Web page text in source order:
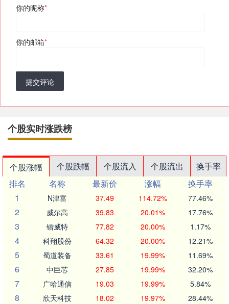
你的昵称*
你的邮箱*
提交评论
个股实时涨跌榜
个股涨幅 个股跌幅 个股流入 个股流出
换手率
排名
名称 最新价 涨幅
换手率
1
N津富 37.49 114.72% 77.46%
2 威尔高 39.83 20.01% 17.76%
3 锴威特 77.82 20.00% 1.17%
4 科翔股份 64.32 20.00% 12.21%
5 蜀道装备 33.61 19.99% 11.69%
6 中巨芯 27.85 19.99% 32.20%
7 广哈通信 19.03 19.99% 5.84%
8 欣天科技 18.02 19.97% 28.44%